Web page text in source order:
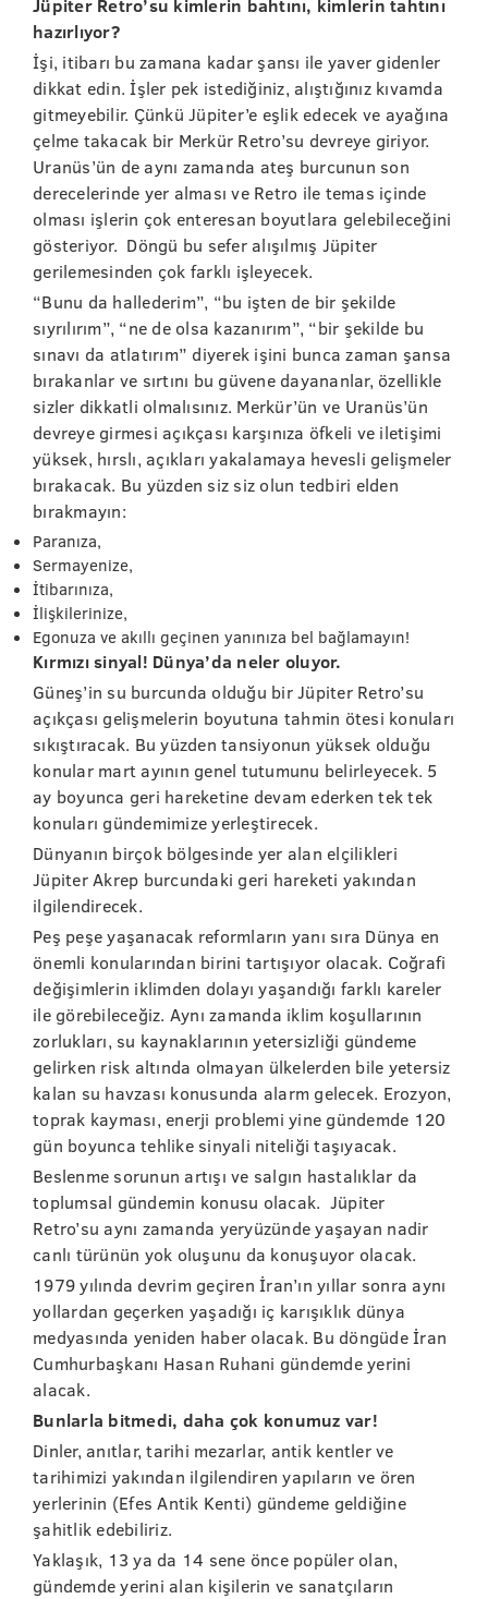
Jüpiter Retro’su kimlerin bahtını, kimlerin tahtını
hazırlıyor?
İşi, itibarı bu zamana kadar şansı ile yaver gidenler
dikkat edin. İşler pek istediğiniz, alıştığınız kıvamda
gitmeyebilir. Çünkü Jüpiter’e eşlik edecek ve ayağına
çelme takacak bir Merkür Retro’su devreye giriyor.
Uranüs’ün de aynı zamanda ateş burcunun son
derecelerinde yer alması ve Retro ile temas içinde
olması işlerin çok enteresan boyutlara gelebileceğini
gösteriyor. Döngü bu sefer alışılmış Jüpiter
gerilemesinden çok farklı işleyecek.
“Bunu da hallederim”, “bu işten de bir şekilde
sıyrılırım”, “ne de olsa kazanırım”, “bir şekilde bu
sınavı da atlatırım” diyerek işini bunca zaman şansa
bırakanlar ve sırtını bu güvene dayananlar, özellikle
sizler dikkatli olmalısınız. Merkür’ün ve Uranüs’ün
devreye girmesi açıkçası karşınıza öfkeli ve iletişimi
yüksek, hırslı, açıkları yakalamaya hevesli gelişmeler
bırakacak. Bu yüzden siz siz olun tedbiri elden
bırakmayın:
Paranıza,
Sermayenize,
İtibarınıza,
İlişkilerinize,
Egonuza ve akıllı geçinen yanınıza bel bağlamayın!
Kırmızı sinyal! Dünya’da neler oluyor.
Güneş’in su burcunda olduğu bir Jüpiter Retro’su
açıkçası gelişmelerin boyutuna tahmin ötesi konuları
sıkıştıracak. Bu yüzden tansiyonun yüksek olduğu
konular mart ayının genel tutumunu belirleyecek. 5
ay boyunca geri hareketine devam ederken tek tek
konuları gündemimize yerleştirecek.
Dünyanın birçok bölgesinde yer alan elçilikleri
Jüpiter Akrep burcundaki geri hareketi yakından
ilgilendirecek.
Peş peşe yaşanacak reformların yanı sıra Dünya en
önemli konularından birini tartışıyor olacak. Coğrafi
değişimlerin iklimden dolayı yaşandığı farklı kareler
ile görebileceğiz. Aynı zamanda iklim koşullarının
zorlukları, su kaynaklarının yetersizliği gündeme
gelirken risk altında olmayan ülkelerden bile yetersiz
kalan su havzası konusunda alarm gelecek. Erozyon,
toprak kayması, enerji problemi yine gündemde 120
gün boyunca tehlike sinyali niteliği taşıyacak.
Beslenme sorunun artışı ve salgın hastalıklar da
toplumsal gündemin konusu olacak. Jüpiter
Retro’su aynı zamanda yeryüzünde yaşayan nadir
canlı türünün yok oluşunu da konuşuyor olacak.
1979 yılında devrim geçiren İran’ın yıllar sonra aynı
yollardan geçerken yaşadığı iç karışıklık dünya
medyasında yeniden haber olacak. Bu döngüde İran
Cumhurbaşkanı Hasan Ruhani gündemde yerini
alacak.
Bunlarla bitmedi, daha çok konumuz var!
Dinler, anıtlar, tarihi mezarlar, antik kentler ve
tarihimizi yakından ilgilendiren yapıların ve ören
yerlerinin (Efes Antik Kenti) gündeme geldiğine
şahitlik edebiliriz.
Yaklaşık, 13 ya da 14 sene önce popüler olan,
gündemde yerini alan kişilerin ve sanatçıların